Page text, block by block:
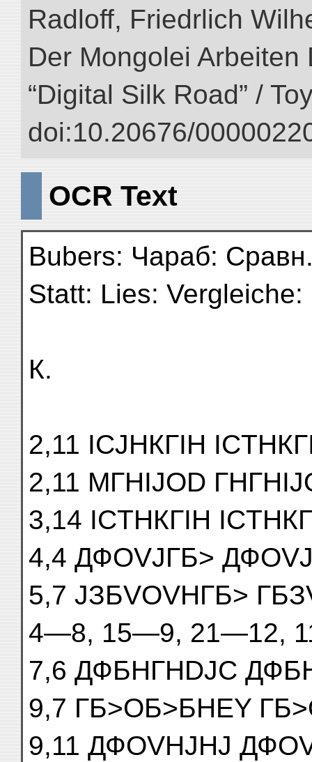
Radloff, Friedrlich
Der Mongolei Arbeiten
“Digital Silk Road” /
doi:10.20676/
OCR Text
Bubers: Чараб:
Statt: Lies: Vergleiche:
К.
2,11 ІСJНКГІН
2,11 МГНІJOD
3,14 ІСTНКГІН
4,4 ДФОVJГБ>
5,7 JЗБVОVНГБ>
4—8, 15—9, 21—12,
7,6 ДФБНГНDJС
9,7 ГБ>ОБ>БНЕY
9,11 ДФОVНJНJ